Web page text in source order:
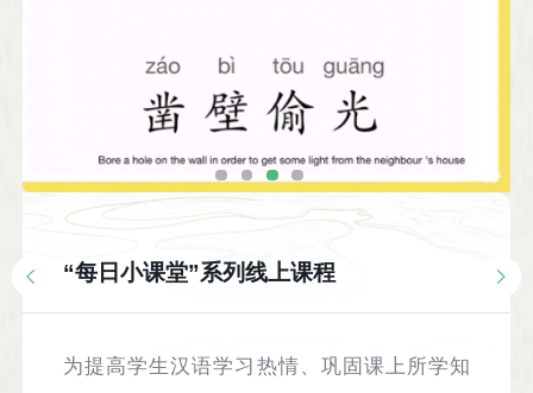
“每日小课堂”系列线上课程
为提高学生汉语学习热情、巩固课上所学知